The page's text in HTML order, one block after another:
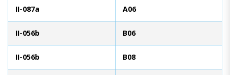
II-087a A06
II-056b B06
II-056b B08